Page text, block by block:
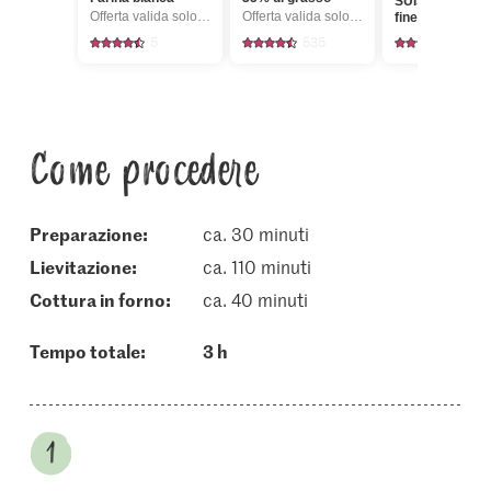
Offerta valida solo dal 6.8 al 12.8.2026, fino a esaurimento dello stock.
Offerta valida solo dal 6.8 al 12.8.2026, fino a esaurimento dello stock.
fine
Cristal
Come procedere
Preparazione:
ca. 30 minuti
lievitazione:
ca. 110 minuti
cottura in forno:
ca. 40 minuti
Tempo totale: 3 h